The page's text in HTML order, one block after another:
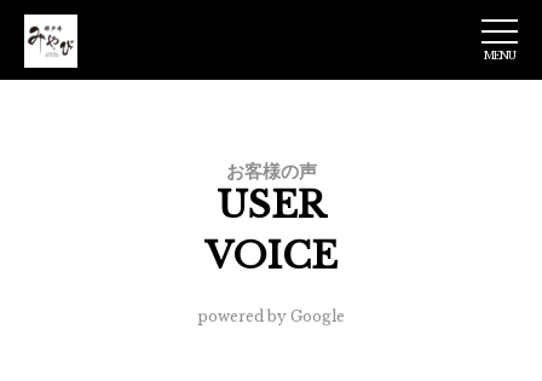
神戸牛みやび 日
MENU
お客様の声
USER
VOICE
powered by Google